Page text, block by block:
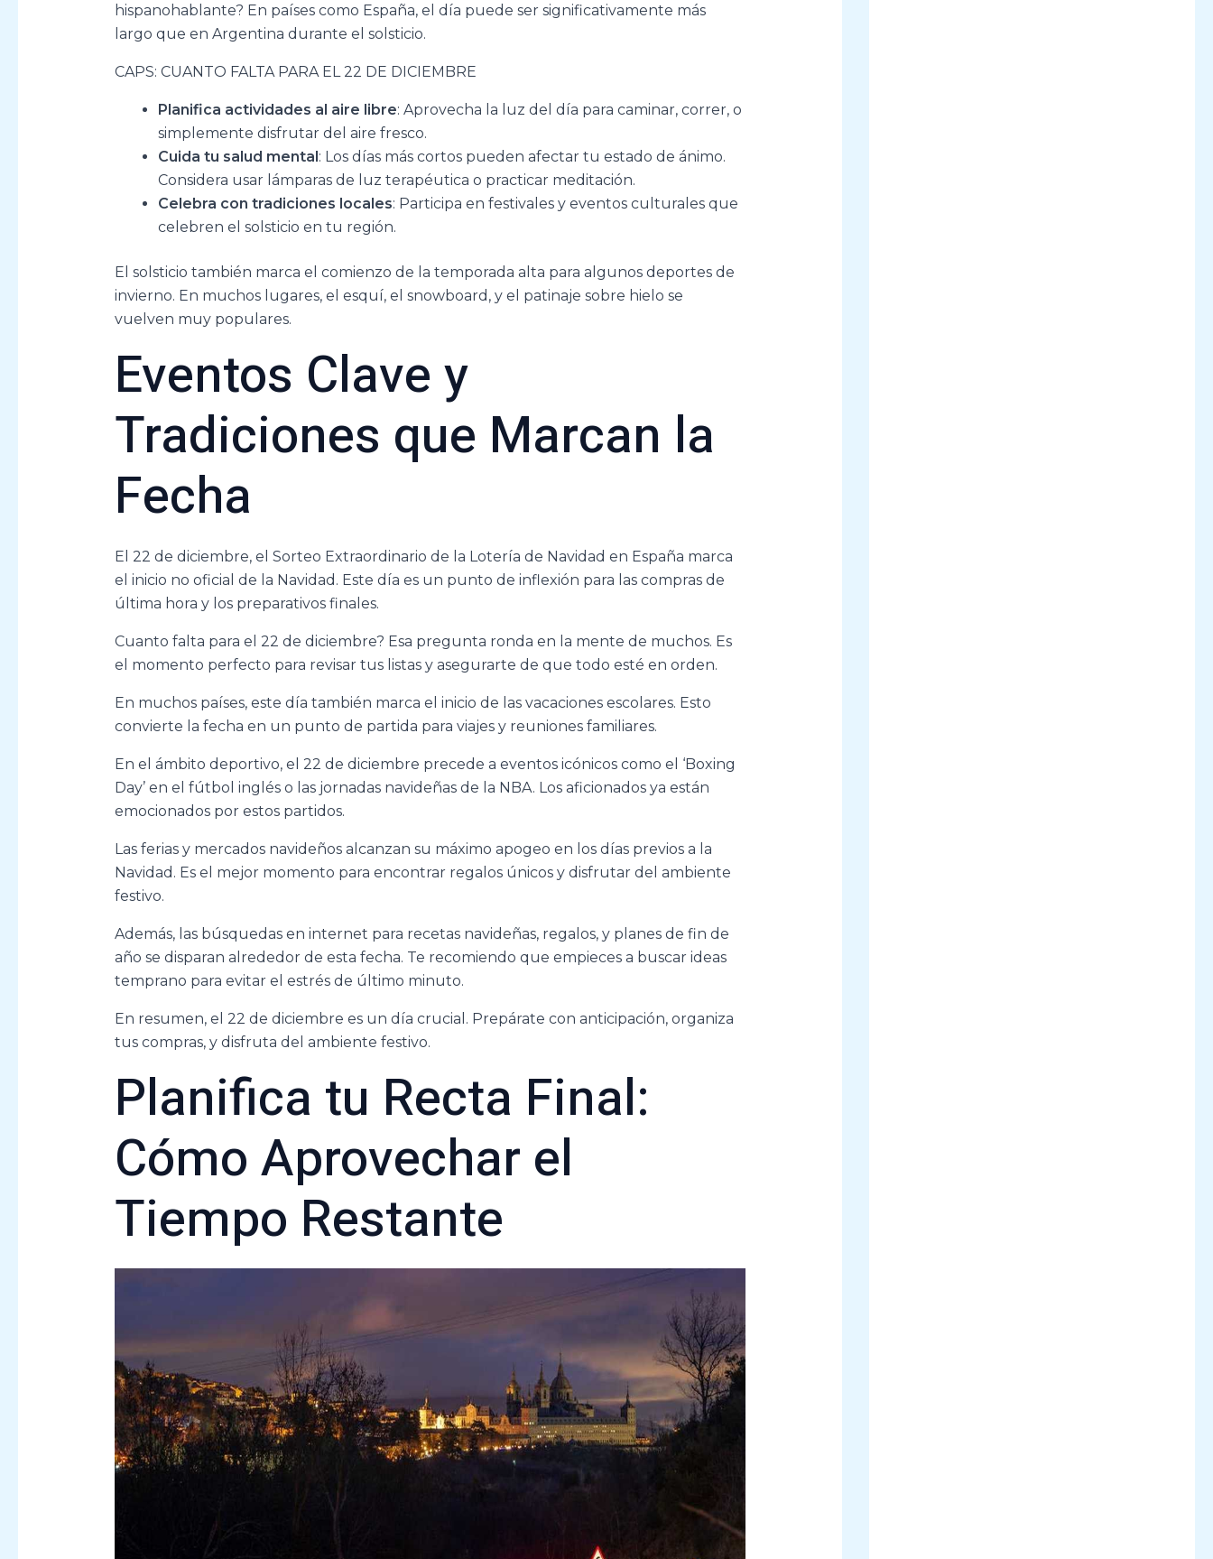
hispanohablante? En países como España, el día puede ser significativamente más
largo que en Argentina durante el solsticio.
CAPS: CUANTO FALTA PARA EL 22 DE DICIEMBRE
Planifica actividades al aire libre: Aprovecha la luz del día para caminar, correr, o
simplemente disfrutar del aire fresco.
Cuida tu salud mental: Los días más cortos pueden afectar tu estado de ánimo.
Considera usar lámparas de luz terapéutica o practicar meditación.
Celebra con tradiciones locales: Participa en festivales y eventos culturales que
celebren el solsticio en tu región.
El solsticio también marca el comienzo de la temporada alta para algunos deportes de
invierno. En muchos lugares, el esquí, el snowboard, y el patinaje sobre hielo se
vuelven muy populares.
Eventos Clave y
Tradiciones que Marcan la
Fecha
El 22 de diciembre, el Sorteo Extraordinario de la Lotería de Navidad en España marca
el inicio no oficial de la Navidad. Este día es un punto de inflexión para las compras de
última hora y los preparativos finales.
Cuanto falta para el 22 de diciembre? Esa pregunta ronda en la mente de muchos. Es
el momento perfecto para revisar tus listas y asegurarte de que todo esté en orden.
En muchos países, este día también marca el inicio de las vacaciones escolares. Esto
convierte la fecha en un punto de partida para viajes y reuniones familiares.
En el ámbito deportivo, el 22 de diciembre precede a eventos icónicos como el ‘Boxing
Day’ en el fútbol inglés o las jornadas navideñas de la NBA. Los aficionados ya están
emocionados por estos partidos.
Las ferias y mercados navideños alcanzan su máximo apogeo en los días previos a la
Navidad. Es el mejor momento para encontrar regalos únicos y disfrutar del ambiente
festivo.
Además, las búsquedas en internet para recetas navideñas, regalos, y planes de fin de
año se disparan alrededor de esta fecha. Te recomiendo que empieces a buscar ideas
temprano para evitar el estrés de último minuto.
En resumen, el 22 de diciembre es un día crucial. Prepárate con anticipación, organiza
tus compras, y disfruta del ambiente festivo.
Planifica tu Recta Final:
Cómo Aprovechar el
Tiempo Restante